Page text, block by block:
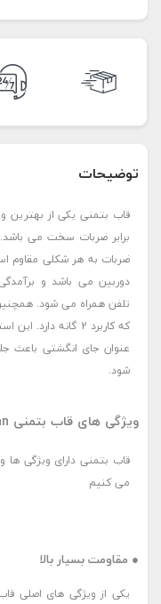
توضیحات
قاب بتمنی یکی از بهترین
برابر ضربات سخت می
ضربات به هر شکلی مقاوم
دوربین می باشد و
تلفن همراه می شود.
که کاربرد 2 گانه
عنوان جای انگشتی باعث
شود.
ویژگی های قاب بتمنی Batman
قاب بتمنی دارای ویژگی ها
می کنیم
● مقاومت بسیار بالا
یکی از ویژگی های اصلی